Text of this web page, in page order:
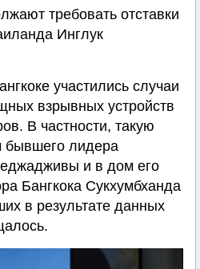
требовать отставки
Инглук
участились случаи
взрывных устройств
В частности, такую
бывшего лидера
и в дом его
Бангкока Сукхумбханда
в результате данных